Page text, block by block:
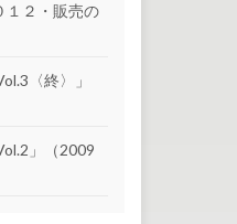
１２・販売の
〈終〉」
」（2009